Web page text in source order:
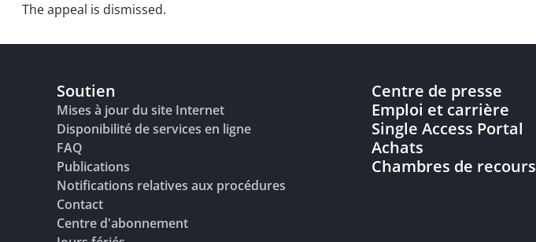
The appeal is dismissed.
Soutien
Mises à jour du site Internet
Disponibilité de services en ligne
FAQ
Publications
Notifications relatives aux procédures
Contact
Centre d'abonnement
Centre de presse
Emploi et carrière
Single Access Portal
Achats
Chambres de recours